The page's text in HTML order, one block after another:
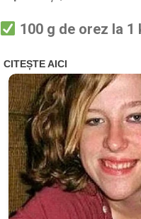
100 g de orez la 1